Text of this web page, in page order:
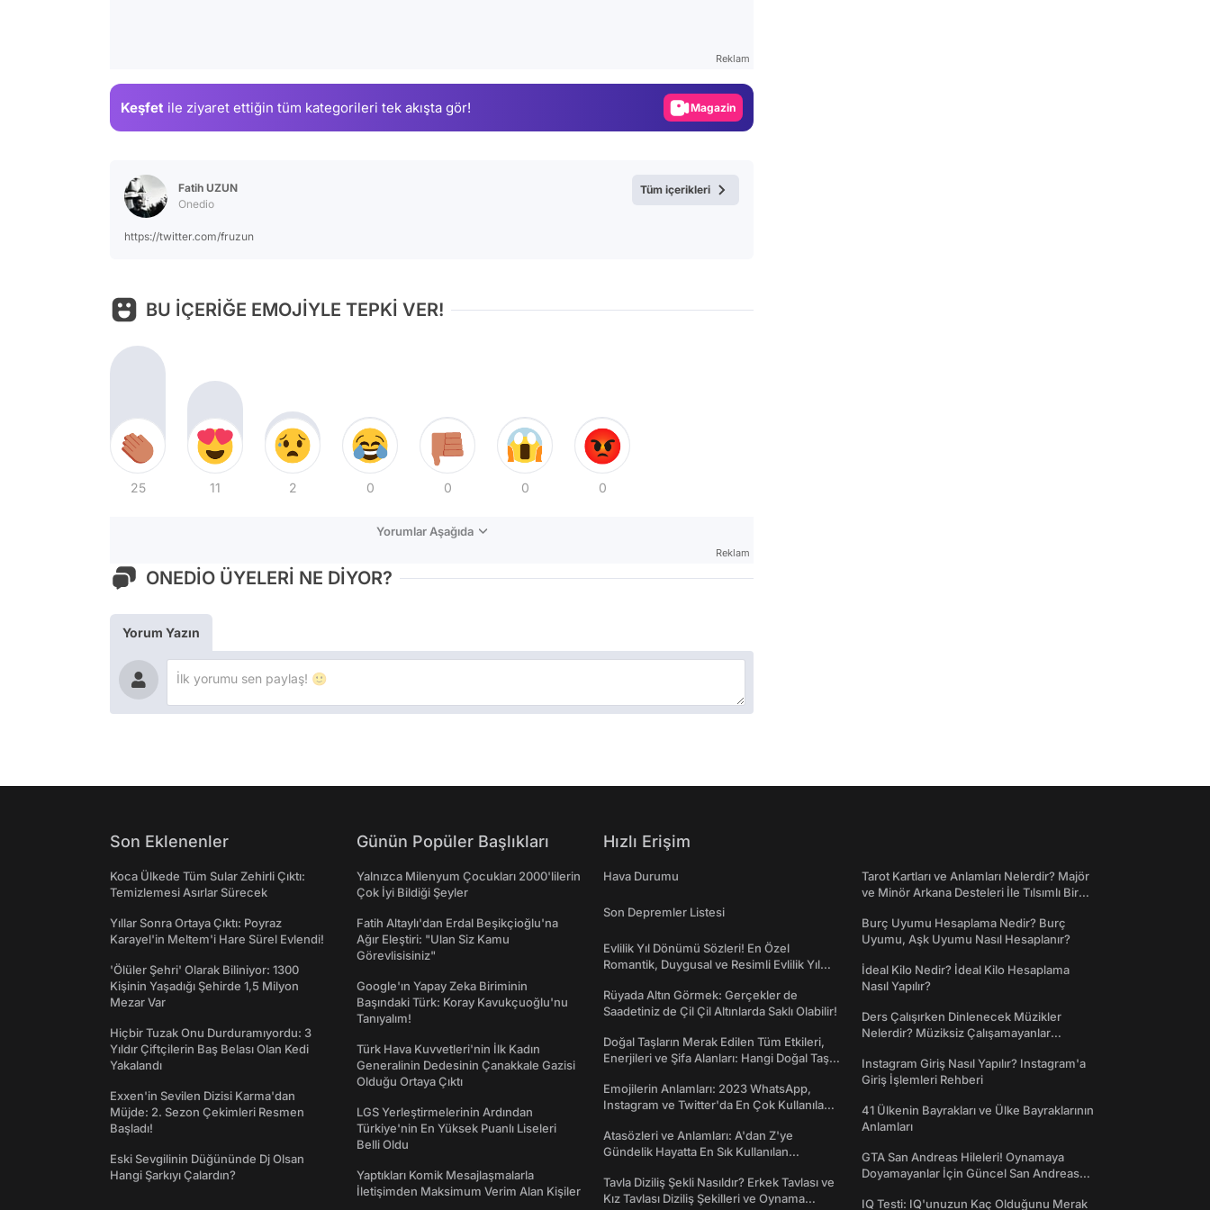
Reklam
Keşfet ile ziyaret ettiğin tüm kategorileri tek akışta gör! Magazin
Fatih UZUN
Onedio
https://twitter.com/fruzun
Tüm içerikleri
BU İÇERİĞE EMOJİYLE TEPKİ VER!
25 11 2 0 0 0 0
Yorumlar Aşağıda
Reklam
ONEDİO ÜYELERİ NE DİYOR?
Yorum Yazın
Son Eklenenler
Koca Ülkede Tüm Sular Zehirli Çıktı:
Temizlemesi Asırlar Sürecek
Yıllar Sonra Ortaya Çıktı: Poyraz
Karayel'in Meltem'i Hare Sürel Evlendi!
'Ölüler Şehri' Olarak Biliniyor: 1300
Kişinin Yaşadığı Şehirde 1,5 Milyon
Mezar Var
Hiçbir Tuzak Onu Durduramıyordu: 3
Yıldır Çiftçilerin Baş Belası Olan Kedi
Yakalandı
Exxen'in Sevilen Dizisi Karma'dan
Müjde: 2. Sezon Çekimleri Resmen
Başladı!
Eski Sevgilinin Düğününde Dj Olsan
Hangi Şarkıyı Çalardın?
Günün Popüler Başlıkları
Yalnızca Milenyum Çocukları 2000'lilerin
Çok İyi Bildiği Şeyler
Fatih Altaylı'dan Erdal Beşikçioğlu'na
Ağır Eleştiri: "Ulan Siz Kamu
Görevlisisiniz"
Google'ın Yapay Zeka Biriminin
Başındaki Türk: Koray Kavukçuoğlu'nu
Tanıyalım!
Türk Hava Kuvvetleri'nin İlk Kadın
Generalinin Dedesinin Çanakkale Gazisi
Olduğu Ortaya Çıktı
LGS Yerleştirmelerinin Ardından
Türkiye'nin En Yüksek Puanlı Liseleri
Belli Oldu
Yaptıkları Komik Mesajlaşmalarla
İletişimden Maksimum Verim Alan Kişiler
Hızlı Erişim
Hava Durumu
Son Depremler Listesi
Evlilik Yıl Dönümü Sözleri! En Özel
Romantik, Duygusal ve Resimli Evlilik Yıl
Rüyada Altın Görmek: Gerçekler de
Saadetiniz de Çil Çil Altınlarda Saklı Olabilir!
Doğal Taşların Merak Edilen Tüm Etkileri,
Enerjileri ve Şifa Alanları: Hangi Doğal Taş
Emojilerin Anlamları: 2023 WhatsApp,
Instagram ve Twitter'da En Çok Kullanılan
Atasözleri ve Anlamları: A'dan Z'ye
Gündelik Hayatta En Sık Kullanılan
Tavla Diziliş Şekli Nasıldır? Erkek Tavlası ve
Kız Tavlası Diziliş Şekilleri ve Oynama
Tarot Kartları ve Anlamları Nelerdir? Majör
ve Minör Arkana Desteleri İle Tılsımlı Bir
Burç Uyumu Hesaplama Nedir? Burç
Uyumu, Aşk Uyumu Nasıl Hesaplanır?
İdeal Kilo Nedir? İdeal Kilo Hesaplama
Nasıl Yapılır?
Ders Çalışırken Dinlenecek Müzikler
Nelerdir? Müziksiz Çalışamayanlar
Instagram Giriş Nasıl Yapılır? Instagram'a
Giriş İşlemleri Rehberi
41 Ülkenin Bayrakları ve Ülke Bayraklarının
Anlamları
GTA San Andreas Hileleri! Oynamaya
Doyamayanlar İçin Güncel San Andreas
IQ Testi: IQ'unuzun Kaç Olduğunu Merak